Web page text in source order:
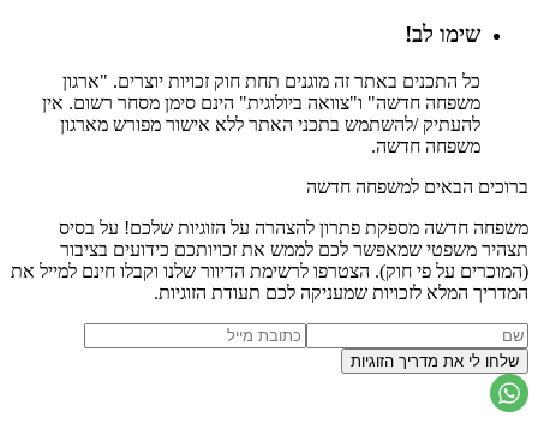
שימו לב!
כל התכנים באתר זה מוגנים תחת חוק זכויות יוצרים. "ארגון
משפחה חדשה" ו"צוואה ביולוגית" הינם סימן מסחר רשום. אין
להעתיק /להשתמש בתכני האתר ללא אישור מפורש מארגון
משפחה חדשה.
ברוכים הבאים למשפחה חדשה
משפחה חדשה מספקת פתרון להצהרה על הזוגיות שלכם! על בסיס
תצהיר משפטי שמאפשר לכם לממש את זכויותכם כידועים בציבור
(המוכרים על פי חוק). הצטרפו לרשימת הדיוור שלנו וקבלו חינם למייל את
המדריך המלא לזכויות שמעניקה לכם תעודת הזוגיות.